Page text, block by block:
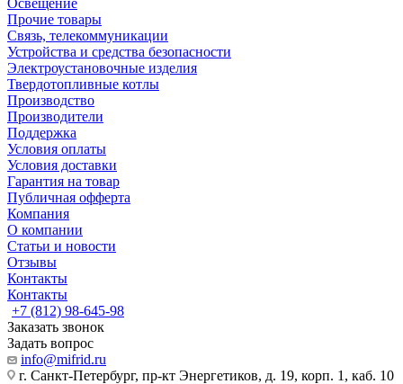
Освещение
Прочие товары
Связь, телекоммуникации
Устройства и средства безопасности
Электроустановочные изделия
Твердотопливные котлы
Производство
Производители
Поддержка
Условия оплаты
Условия доставки
Гарантия на товар
Публичная офферта
Компания
О компании
Статьи и новости
Отзывы
Контакты
Контакты
+7 (812) 98-645-98
Заказать звонок
Задать вопрос
info@mifrid.ru
г. Санкт-Петербург, пр-кт Энергетиков, д. 19, корп. 1, каб. 10